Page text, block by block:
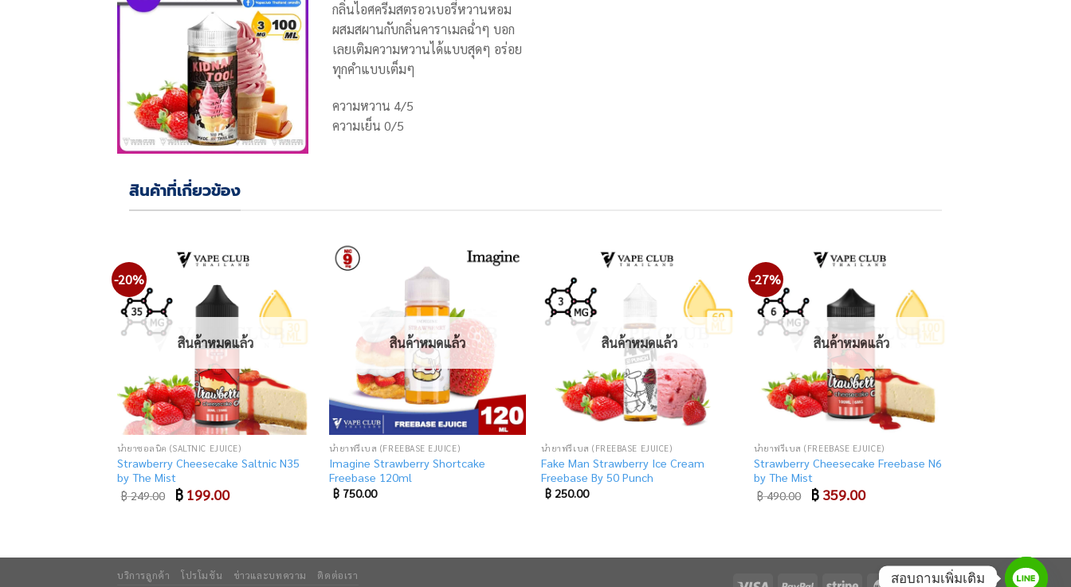
กลิ่นไอศครีมสตรอวเบอรี่หวานหอม
ผสมสผานกับกลิ่นคาราเมลฉ่ำๆ บอก
เลยเติมความหวานได้แบบสุดๆ อร่อย
ทุกคำแบบเต็มๆ
ความหวาน 4/5
ความเย็น 0/5
สินค้าที่เกี่ยวข้อง
-20%
wishlist
สินค้าหมดแล้ว
น้ำยาซอลนิค (SALTNIC EJUICE)
Strawberry Cheesecake Saltnic N35
by The Mist
฿249.00 Original
price
฿199.00Current
price
สินค้าหมดแล้ว
น้ำยาฟรีเบส (FREEBASE EJUICE)
Imagine Strawberry Shortcake
Freebase 120ml
฿750.00
to
wishlist
สินค้าหมดแล้ว
น้ำยาฟรีเบส (FREEBASE EJUICE)
Fake Man Strawberry Ice Cream
Freebase By 50 Punch
฿ 250.00
-27%
wishlist
สินค้าหมดแล้ว
น้ำยาฟรีเบส (FREEBASE EJUICE)
Strawberry Cheesecake Freebase N6
by The Mist
฿490.00 Original
price
฿ 359.00Current
price
บริการลูกค้า โปรโมชัน ข่าวและบทความ ติดต่อเรา สอบถามเพิ่มเติม